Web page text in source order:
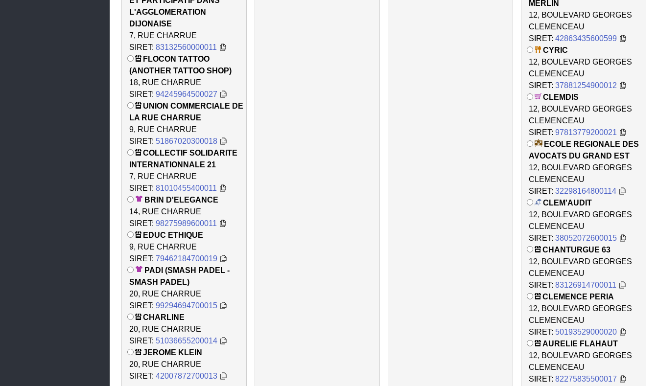
L'AGGLOMERATION
DIJONAISE
7, RUE CHARRUE
SIRET: 83132560000011
FLOCON TATTOO
(ANOTHER TATTOO SHOP)
18, RUE CHARRUE
SIRET: 94245964500027
UNION COMMERCIALE DE
LA RUE CHARRUE
9, RUE CHARRUE
SIRET: 51867020300018
COLLECTIF SOLIDARITE
INTERNATIONNALE 21
7, RUE CHARRUE
SIRET: 81010455400011
BRIN D'ELEGANCE
14, RUE CHARRUE
SIRET: 98275989600011
EDUC ETHIQUE
9, RUE CHARRUE
SIRET: 79462184700019
PADI (SMASH PADEL -
SMASH PADEL)
20, RUE CHARRUE
SIRET: 99294694700015
CHARLINE
20, RUE CHARRUE
SIRET: 51036655200014
JEROME KLEIN
20, RUE CHARRUE
SIRET: 42007872700013
MERLIN
12, BOULEVARD GEORGES
CLEMENCEAU
SIRET: 42863435600599
CYRIC
12, BOULEVARD GEORGES
CLEMENCEAU
SIRET: 37881254900012
CLEMDIS
12, BOULEVARD GEORGES
CLEMENCEAU
SIRET: 97813779200021
ECOLE REGIONALE DES
AVOCATS DU GRAND EST
12, BOULEVARD GEORGES
CLEMENCEAU
SIRET: 32298164800114
CLEM'AUDIT
12, BOULEVARD GEORGES
CLEMENCEAU
SIRET: 38052072600015
CHANTURGUE 63
12, BOULEVARD GEORGES
CLEMENCEAU
SIRET: 83126914700011
CLEMENCE PERIA
12, BOULEVARD GEORGES
CLEMENCEAU
SIRET: 50193529000020
AURELIE FLAHAUT
12, BOULEVARD GEORGES
CLEMENCEAU
SIRET: 82275835500017